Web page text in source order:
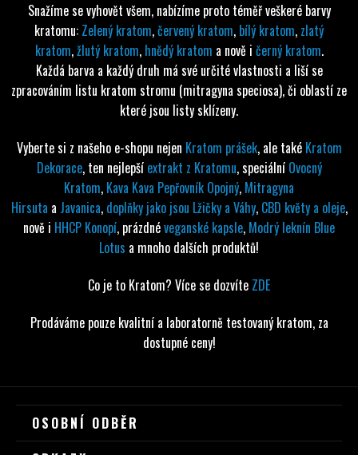
Snažíme se vyhovět všem, nabízíme proto téměř veškeré barvy
kratomu: Zelený kratom,červený kratom, bílý kratom, zlatý
kratom,žlutý kratom, hnědý kratom a nově i černý kratom.
Každá barva a každý druh má své určité vlastnosti a liší se
zpracováním listu kratom stromu (mitragyna speciosa), či oblastí ze
které jsou listy sklízeny.
Vyberte si z našeho e-shopu nejen Kratom prášek, ale také Kratom
Dekorace, ten nejlepší extrakt z Kratomu, speciální Ovocný
Kratom, Kava Kava Pepřovník Opojný, Mitragyna
Hirsuta a Javanica, doplňky jako jsou Lžičky a Váhy, CBD květy a oleje,
nově i HHCP Konopí, prázdnéveganské kapsle, Modrý leknín Blue
Lotus a mnoho dalších produktů!
Co je to Kratom? Více se dozvíte ZDE
Prodáváme pouze kvalitní a laboratorně testovaný kratom, za
dostupné ceny!
OSOBNÍ ODBĚR